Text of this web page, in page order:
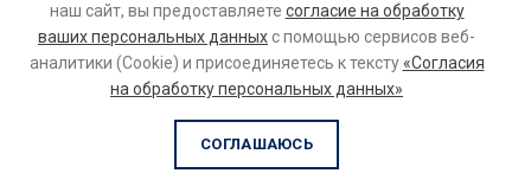
Ремонт бытовой техники и электроники
защищены
РАЗРАБОТКАVECTOR
наш сайт, вы предоставляете согласие на обработку
ваших персональных данныхс помощью сервисов веб-
аналитики (Cookie) и присоединяетесь к тексту«Согласия
на обработку персональных данных»
СОГЛАШАЮСЬ